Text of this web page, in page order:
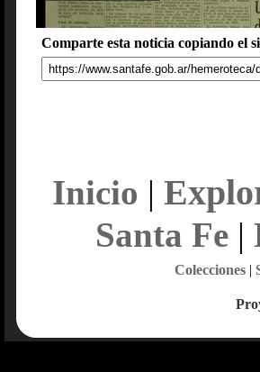
Comparte esta noticia copiando el
Inicio |
Santa Fe|
Colecciones|